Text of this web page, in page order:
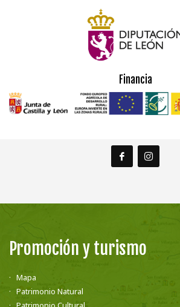
Financia
Promoción y turismo
Mapa
Patrimonio Natural